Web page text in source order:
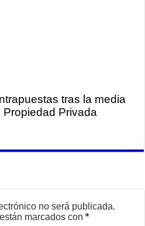
tras la media
Privada
no será publicada.
marcados con*